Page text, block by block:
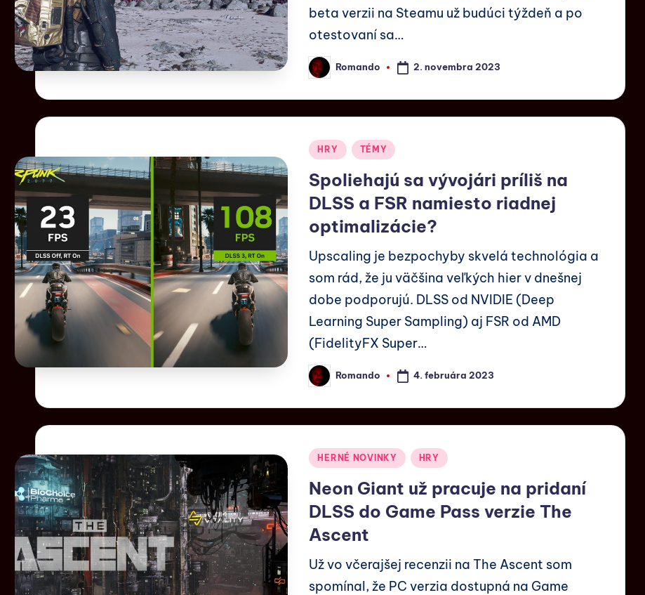
beta verzii na Steamu už budúci týždeň a po
otestovaní sa…
Romando 2. novembra 2023
HRY TÉMY
Spoliehajú sa vývojári príliš na
DLSS a FSR namiesto riadnej
optimalizácie?
Upscaling je bezpochyby skvelá technológia a
som rád, že ju väčšina veľkých hier v dnešnej
dobe podporujú. DLSS od NVIDIE (Deep
Learning Super Sampling) aj FSR od AMD
(FidelityFX Super…
Romando 4. februára 2023
HERNÉ NOVINKY HRY
Neon Giant už pracuje na pridaní
DLSS do Game Pass verzie The
Ascent
Už vo včerajšej recenzii na The Ascent som
spomínal, že PC verzia dostupná na Game